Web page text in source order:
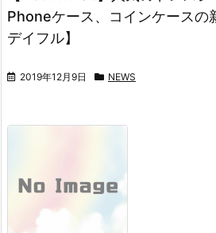
Phoneケース、コインケースの
デイフル】
2019年12月9日 NEWS